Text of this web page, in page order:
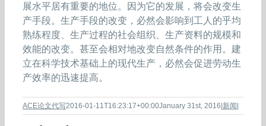
展水平居有重要的地位。因为它的发展，将会改变生
产手段。生产手段的改变，必然会影响到工人的乎均
熟练程度、生产过程的社会组织、生产资料的规模和
效能的改变。甚至会相对地改变自然条件的作用。建
立在科学技术基础上的现代生产，必然会促进劳动生
产效率的迅速提高。
ACE论文代写2016-01-11T16:23:17+00:00January 31st, 2016|新闻|